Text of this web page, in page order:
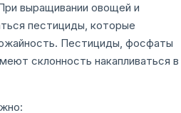
выращивании овощей и
пестициды, которые
Пестициды, фосфаты
склонность накапливаться в